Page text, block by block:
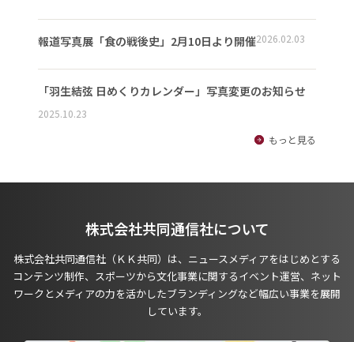
報道写真展「食の戦後史」2月10日より開催2026.02.03
「羽生結弦 日めくりカレンダー」写真変更のお知らせ
2025.10.23
もっと見る
株式会社共同通信社について
株式会社共同通信社（ＫＫ共同）は、ニュースメディアをはじめとする
コンテンツ制作、スポーツから文化事業に関するイベント運営、ネット
ワークとメディアの力を活かしたブランディングなど幅広い事業を展開
しています。